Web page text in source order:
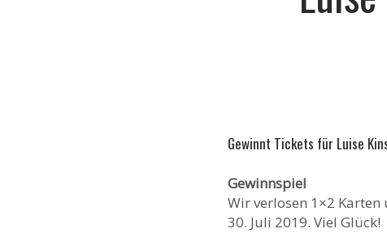
Gewinnt Tickets für Luise
Gewinnspiel
Wir verlosen 1×2
30. Juli 2019. Viel Glück!